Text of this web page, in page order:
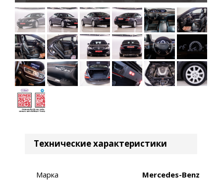
Технические характеристики
Марка Mercedes-Benz